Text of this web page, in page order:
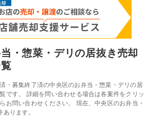
・惣菜・デリの居抜き売却
・募集終了済の中央区のお弁当・惣菜・デリの居
です。 詳細を問い合わせる場合は各案件をクリッ
お問い合わせください。 現在、中央区のお弁当・
ります。